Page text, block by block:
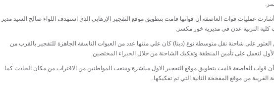
عمليات قوات العاصفة أن قواتها قامت بتطويق موقع التفجير الإرهابي الذي استهدف اللواء صالح السيد مدير
كلية التربية عدن في مديرية خور مكسر.
على شاحنة نقل متوسطة نوع (دينا) كان علي متنها عدد من العبوات الناسفة الجاهزة للتفجير بالقرب من
لتعمل على تأمين المنطقة وتفكيك الشاحنة من خلال الخبراء المختصين.
قوات العاصفة قامت بتطويق موقع التفجير الاول مباشرة ومنعت المواطنين من الاقتراب من مكان الحادث كما
من موقع المفخخة الثانية التي تم تفكيكها.